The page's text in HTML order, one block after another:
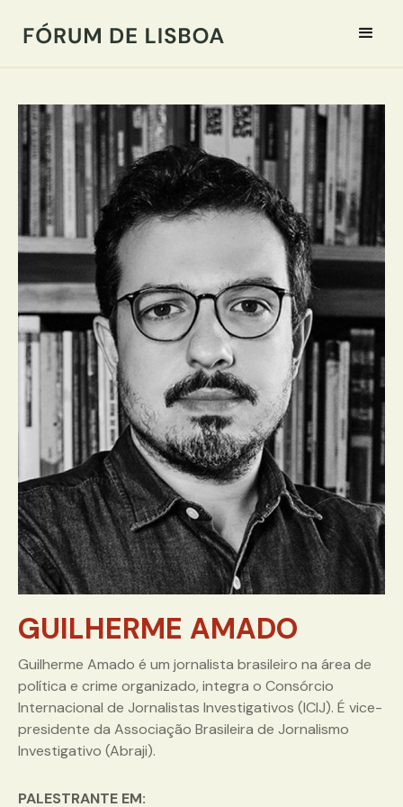
GUILHERME AMADO
Guilherme Amado é um jornalista brasileiro na área de
política e crime organizado, integra o Consórcio
Internacional de Jornalistas Investigativos (ICIJ). É vice-
presidente da Associação Brasileira de Jornalismo
Investigativo (Abraji).
PALESTRANTE EM: